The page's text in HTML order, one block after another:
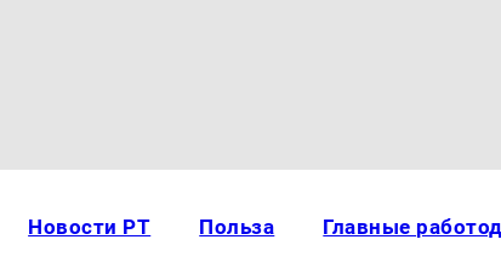
Новости РТ Польза Главные